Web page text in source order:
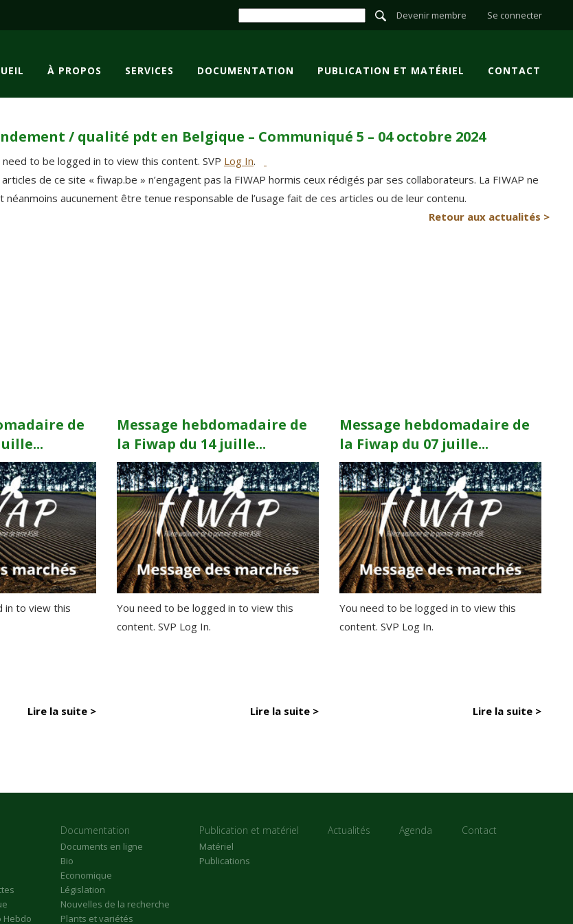
Devenir membre Se connecter
À PROPOS SERVICES DOCUMENTATION PUBLICATION ET MATÉRIEL CONTACT
/ qualité pdt en Belgique – Communiqué 5 – 04 octobre 2024
need to be logged in to view this content. SVP Log In.
articles de ce site « fiwap.be » n’engagent pas la FIWAP hormis ceux rédigés par ses collaborateurs. La FIWAP ne
néanmoins aucunement être tenue responsable de l’usage fait de ces articles ou de leur contenu.
Retour aux actualités >
de
in to view this
Lire la suite >
Message hebdomadaire de
la Fiwap du 14 juille...
You need to be logged in to view this
content. SVP Log In.
Lire la suite >
Message hebdomadaire de
la Fiwap du 07 juille...
You need to be logged in to view this
content. SVP Log In.
Lire la suite >
Hebdo
Documentation
Documents en ligne
Bio
Economique
Législation
Nouvelles de la recherche
Plants et variétés
Publication et matériel
Matériel
Publications
Actualités Agenda Contact